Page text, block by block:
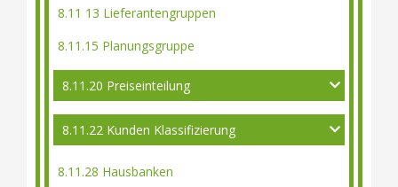
8.11 13 Lieferantengruppen
8.11.15 Planungsgruppe
8.11.20 Preiseinteilung
8.11.22 Kunden Klassifizierung
8.11.28 Hausbanken